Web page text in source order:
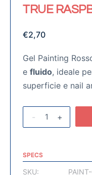
TRUE
€2,70
Gel Painting
e fluido, ideale
superficie e nail
- +
SPECS
SKU: